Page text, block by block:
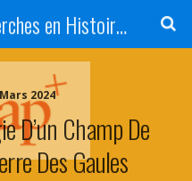
Généalogie et Recherches en Histoire, Art, Littérature et Patrimoine
2024
D’un Champ De
Des Gaules